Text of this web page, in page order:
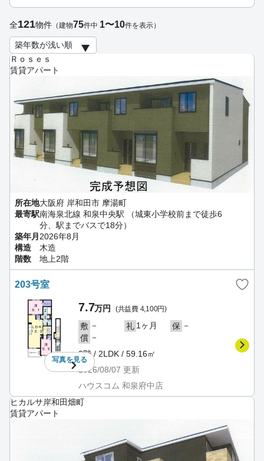
Ｒｏｓｅｓ
賃貸アパート
所在地大阪府 岸和田市 摩湯町
最寄駅南海泉北線 和泉中央駅 （城東小学校前まで徒歩6
分、駅までバスで18分）
築年月 2026年8月
構造
木造
階数
地上2階
203号室
写真を見る
7.7万円 (共益費 4,100円)
敷 － 礼 1ヶ月 保 －
償 －
2階 / 2LDK / 59.16㎡
2026/08/07 更新
ハウスコム 和泉府中店
ヒカルサ岸和田畑町
賃貸アパート
全121物件 （建物75件中 1〜10件を表示）